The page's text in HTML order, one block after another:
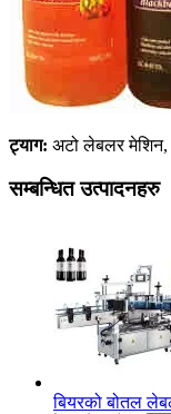
ट्याग: अटो लेबलर
सम्बन्धित उत्पादनहरु
बियरको बोतल